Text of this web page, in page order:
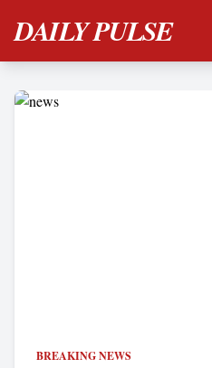
DAILY PULSE
BREAKING NEWS